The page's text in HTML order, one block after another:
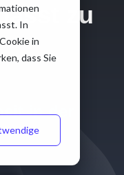
In
in
dass Sie
zu
in der